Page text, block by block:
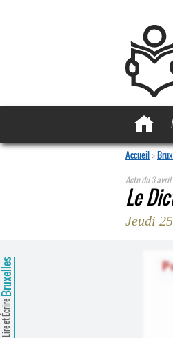
Accueil>
Actu du3 avril
Le
Jeudi
Lire et Écrire